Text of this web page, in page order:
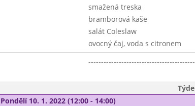
smažená treska
bramborová kaše
salát Coleslaw
ovocný čaj, voda s citronem
Pondělí 10. 1. 2022 (12:00 - 14:00)